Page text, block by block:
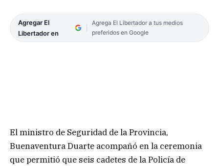
Agregar El
Libertador en
Agrega El Libertador a tus medios
preferidos en Google
El ministro de Seguridad de la Provincia,
Buenaventura Duarte acompañó en la ceremonia
que permitió que seis cadetes de la Policía de